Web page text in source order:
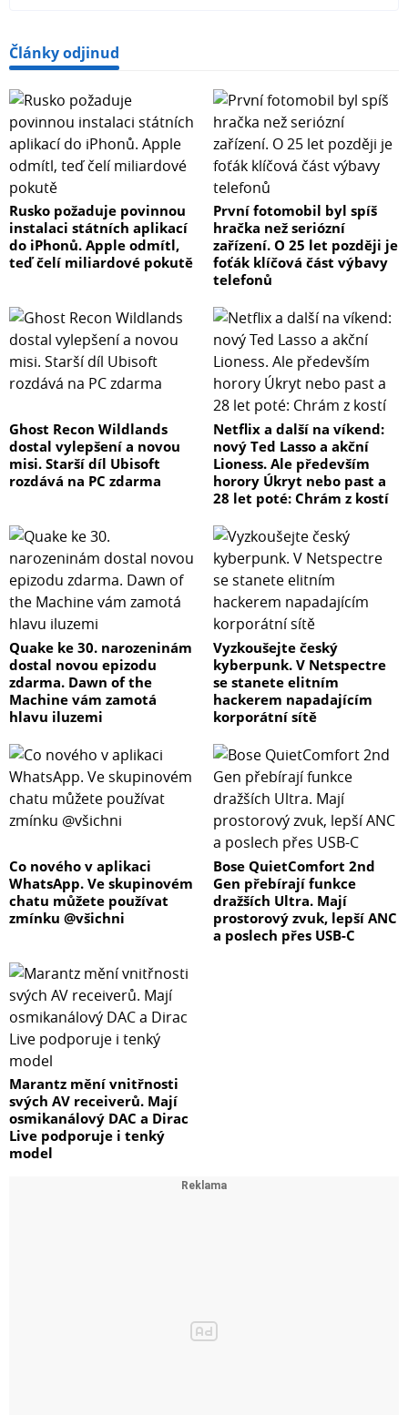
Články odjinud
Rusko požaduje povinnou
instalaci státních aplikací
do iPhonů. Apple odmítl,
teď čelí miliardové pokutě
První fotomobil byl spíš
hračka než seriózní
zařízení. O 25 let později je
foťák klíčová část výbavy
telefonů
Ghost Recon Wildlands
dostal vylepšení a novou
misi. Starší díl Ubisoft
rozdává na PC zdarma
Netflix a další na víkend:
nový Ted Lasso a akční
Lioness. Ale především
horory Úkryt nebo past a
28 let poté: Chrám z kostí
Quake ke 30. narozeninám
dostal novou epizodu
zdarma. Dawn of the
Machine vám zamotá
hlavu iluzemi
Vyzkoušejte český
kyberpunk. V Netspectre
se stanete elitním
hackerem napadajícím
korporátní sítě
Co nového v aplikaci
WhatsApp. Ve skupinovém
chatu můžete používat
zmínku @všichni
Bose QuietComfort 2nd
Gen přebírají funkce
dražších Ultra. Mají
prostorový zvuk, lepší ANC
a poslech přes USB-C
Marantz mění vnitřnosti
svých AV receiverů. Mají
osmikanálový DAC a Dirac
Live podporuje i tenký
model